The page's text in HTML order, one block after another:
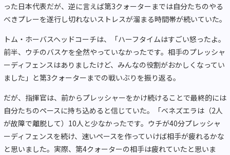
った日本代表だが、逆に言えば第3クォーターまでは自分たちのやる
べきプレーを遂行し切れないストレスが溜まる時間帯が続いていた。
トム・ホーバスヘッドコーチは、「ハーフタイムはすごい怒ったよ。
前半、ウチのバスケを全然やっていなかったです。相手のプレッシャ
ーディフェンスはありましたけど、みんなの役割がおかしくなってい
ました」と第3クォーターまでの戦いぶりを振り返る。
だが、指揮官は、前からプレッシャーをかけ続けることで最終的には
自分たちのペースに持ち込めると信じていた。「ベネズエラは（2人
が故障で離脱して）10人と少なかったです。ウチが40分プレッシャ
ーディフェンスを続け、速いペースを作っていけば相手が疲れるかな
と思いました。実際、第4クォーターの相手は疲れていたと思いま